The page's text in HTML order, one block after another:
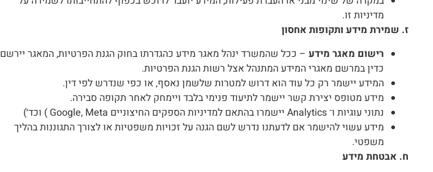
מדיניות זו.
ז. שמירת מידע ותקופות אחסון
רישום מאגר מידע – ככל שהמשרד ינהל מאגר מידע כהגדרתו בחוק הגנת הפרטיות, המאגר יירשם
כדין במרשם מאגרי המידע המתנהל אצל רשות הגנת הפרטיות.
המידע יישמר רק כל עוד הוא דרוש למטרות שלשמן נאסף, או כפי שנדרש לפי דין.
מידע מטופס יצירת קשר יישמר לתיעוד פנימי בלבד ויימחק לאחר תקופה סבירה.
נתוני עוגיות ו־ Analytics יישמרו בהתאם למדיניות הספקים החיצוניים Google, Meta ) וכד׳)
מידע עשוי להישמר אם לדעתנו נדרש לשם הגנה על זכויות משפטיות או לצורך התגוננות בהליך
משפטי.
ח. אבטחת מידע